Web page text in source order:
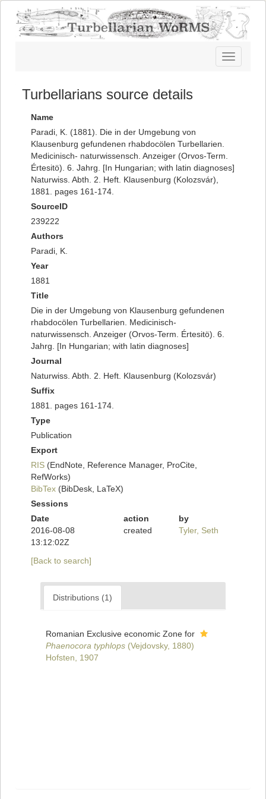
Toggle
navigation
Turbellarians source details
Name
Paradi, K. (1881). Die in der Umgebung von
Klausenburg gefundenen rhabdocölen Turbellarien.
Medicinisch- naturwissensch. Anzeiger (Orvos-Term.
Értesitö). 6. Jahrg. [In Hungarian; with latin diagnoses]
Naturwiss. Abth. 2. Heft. Klausenburg (Kolozsvár),
1881. pages 161-174.
SourceID
239222
Authors
Paradi, K.
Year
1881
Title
Die in der Umgebung von Klausenburg gefundenen
rhabdocölen Turbellarien. Medicinisch-
naturwissensch. Anzeiger (Orvos-Term. Értesitö). 6.
Jahrg. [In Hungarian; with latin diagnoses]
Journal
Naturwiss. Abth. 2. Heft. Klausenburg (Kolozsvár)
Suffix
1881. pages 161-174.
Type
Publication
Export
RIS (EndNote, Reference Manager, ProCite,
RefWorks)
BibTex (BibDesk, LaTeX)
Sessions
Date
action
by
2016-08-08
13:12:02Z
created Tyler, Seth
[Back to search]
Distributions (1)
Romanian Exclusive economic Zone for
Phaenocora typhlops (Vejdovsky, 1880)
Hofsten, 1907